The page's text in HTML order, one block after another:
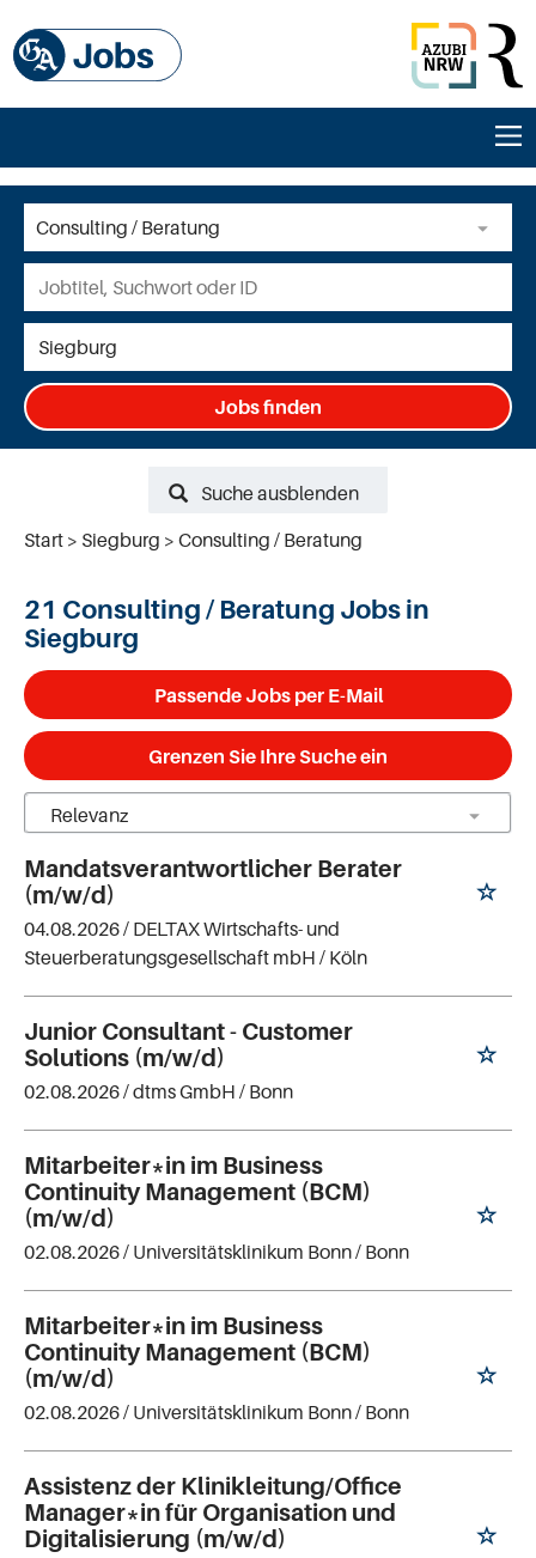
Jobs finden
Suche ausblenden
Start
Siegburg Consulting / Beratung
21 Consulting / Beratung Jobs in
Siegburg
Passende Jobs per E-Mail
Grenzen Sie Ihre Suche ein
Mandatsverantwortlicher Berater
(m/w/d)
04.08.2026 / DELTAX Wirtschafts- und
Steuerberatungsgesellschaft mbH / Köln
Junior Consultant - Customer
Solutions (m/w/d)
02.08.2026 /dtms GmbH / Bonn
Mitarbeiter*in im Business
Continuity Management (BCM)
(m/w/d)
02.08.2026 / Universitätsklinikum Bonn/ Bonn
Mitarbeiter*in im Business
Continuity Management (BCM)
(m/w/d)
02.08.2026 / Universitätsklinikum Bonn/ Bonn
Assistenz der Klinikleitung/Office
Manager*in für Organisation und
Digitalisierung (m/w/d)